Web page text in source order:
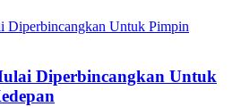
Diperbincangkan Untuk